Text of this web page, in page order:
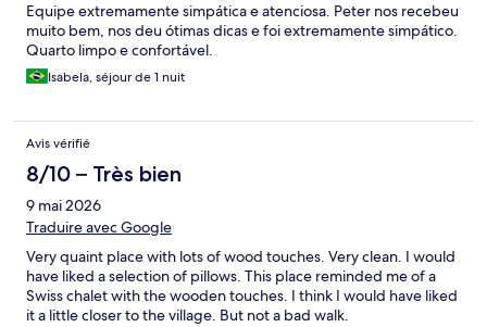
Equipe extremamente simpática e atenciosa. Peter nos recebeu
muito bem, nos deu ótimas dicas e foi extremamente simpático.
Quarto limpo e confortável.
Isabela, séjour de 1 nuit
Avis vérifié
8/10 – Très bien
9 mai 2026
Traduire avec Google
Very quaint place with lots of wood touches. Very clean. I would
have liked a selection of pillows. This place reminded me of a
Swiss chalet with the wooden touches. I think I would have liked
it a little closer to the village. But not a bad walk.